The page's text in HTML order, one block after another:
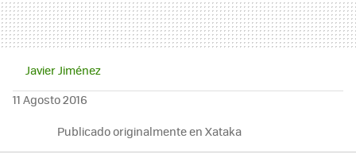
Javier Jiménez
11 Agosto 2016
Publicado originalmente en Xataka